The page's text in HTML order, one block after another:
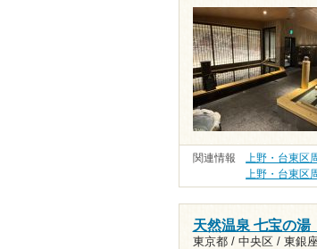
関連情報 上野・台東区
上野・台東区
天然温泉 七宝の湯
東京都 / 中央区 / 東銀